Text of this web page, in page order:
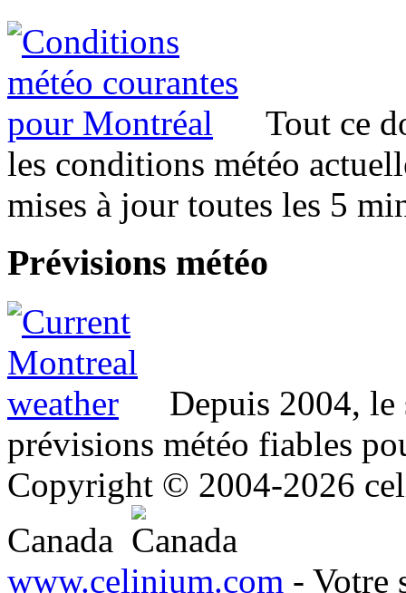
Tout ce
les conditions météo
mises à jour toutes les 5
Prévisions météo
Depuis 2004,
prévisions météo fiables
Copyright © 2004-2026
Canada
www.celinium.com - Votre